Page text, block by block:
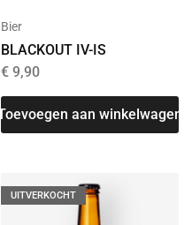
Bier
BLACKOUT IV-IS
€9,90
Toevoegen aan winkelwagen
UITVERKOCHT